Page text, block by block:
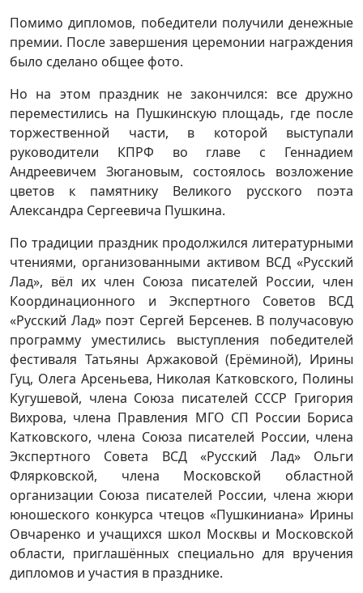
Помимо дипломов, победители получили денежные
премии. После завершения церемонии награждения
было сделано общее фото.
Но на этом праздник не закончился: все дружно
переместились на Пушкинскую площадь, где после
торжественной части, в которой выступали
руководители КПРФ во главе с Геннадием
Андреевичем Зюгановым, состоялось возложение
цветов к памятнику Великого русского поэта
Александра Сергеевича Пушкина.
По традиции праздник продолжился литературными
чтениями, организованными активом ВСД «Русский
Лад», вёл их член Союза писателей России, член
Координационного и Экспертного Советов ВСД
«Русский Лад» поэт Сергей Берсенев. В получасовую
программу уместились выступления победителей
фестиваля Татьяны Аржаковой (Ерёминой), Ирины
Гуц, Олега Арсеньева, Николая Катковского, Полины
Кугушевой, члена Союза писателей СССР Григория
Вихрова, члена Правления МГО СП России Бориса
Катковского, члена Союза писателей России, члена
Экспертного Совета ВСД «Русский Лад» Ольги
Флярковской, члена Московской областной
организации Союза писателей России, члена жюри
юношеского конкурса чтецов «Пушкиниана» Ирины
Овчаренко и учащихся школ Москвы и Московской
области, приглашённых специально для вручения
дипломов и участия в празднике.